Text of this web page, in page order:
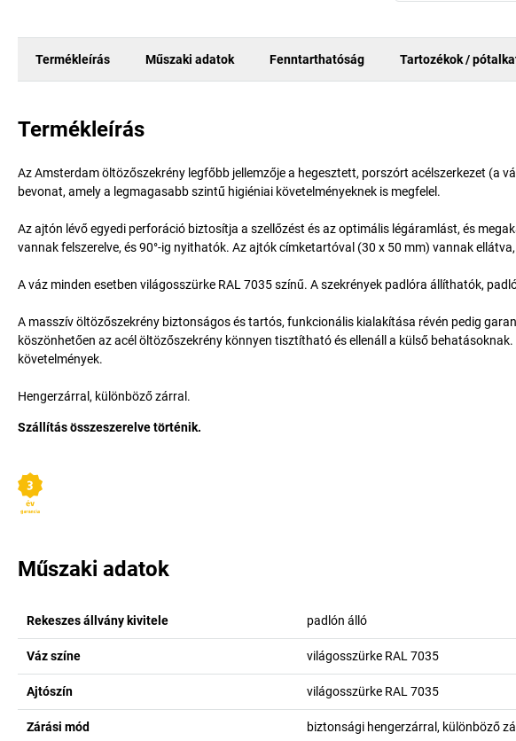
Termékleírás Műszaki adatok Fenntarthatóság Tartozékok /
Termékleírás
Az Amsterdam öltözőszekrény legfőbb jellemzője a hegesztett, porszórt acélszerkezet (a
bevonat, amely a legmagasabb szintű higiéniai követelményeknek is megfelel.
Az ajtón lévő egyedi perforáció biztosítja a szellőzést és az optimális légáramlást, és
vannak felszerelve, és 90°-ig nyithatók. Az ajtók címketartóval (30 x 50 mm) vannak
A váz minden esetben világosszürke RAL 7035 színű. A szekrények padlóra állíthatók,
A masszív öltözőszekrény biztonságos és tartós, funkcionális kialakítása révén pedig
köszönhetően az acél öltözőszekrény könnyen tisztítható és ellenáll a külső
követelmények.
Hengerzárral, különböző zárral.
Szállítás összeszerelve történik.
Műszaki adatok
Rekeszes állvány kivitele padlón álló
Váz színe világosszürke RAL 7035
Ajtószín világosszürke RAL 7035
Zárási mód biztonsági hengerzárral, különböző